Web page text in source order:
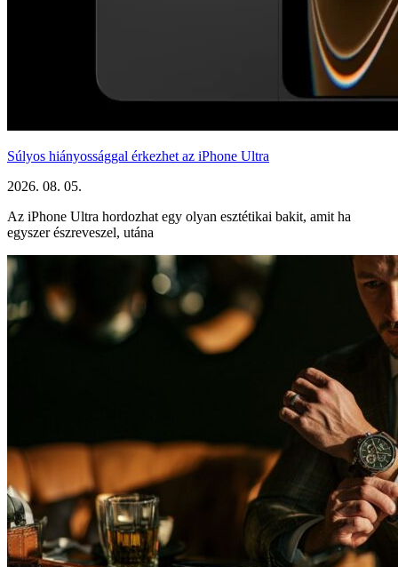
Súlyos hiányossággal érkezhet az iPhone Ultra
2026. 08. 05.
Az iPhone Ultra hordozhat egy olyan esztétikai bakit, amit ha
egyszer észreveszel, utána